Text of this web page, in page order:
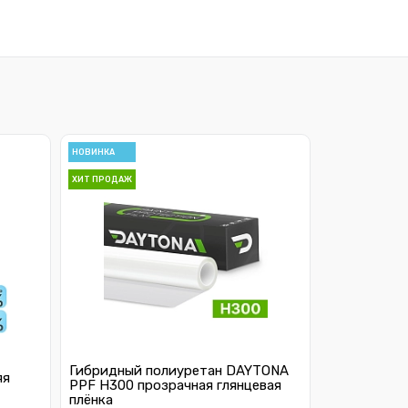
НОВИНКА
ХИТ ПРОДАЖ
Гибридный полиуретан DAYTONA
PPF H300 прозрачная глянцевая
плёнка